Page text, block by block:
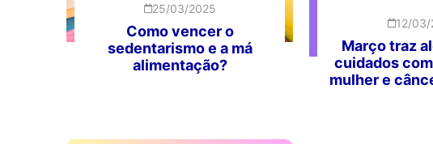
25/03/2025
Como vencer o
sedentarismo e a má
alimentação?
12/03/
Março traz
cuidados
mulher e